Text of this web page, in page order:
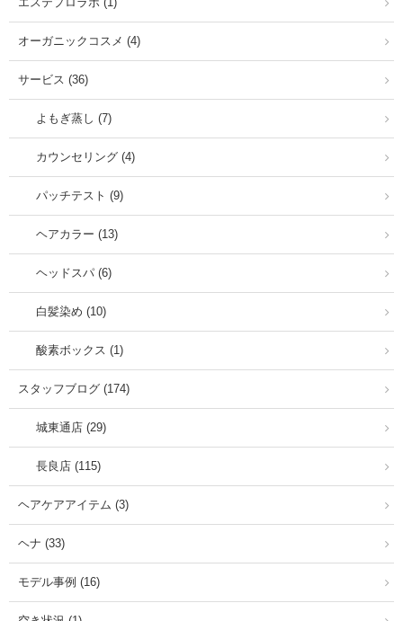
オーガニックコスメ (4)
サービス (36)
よもぎ蒸し (7)
カウンセリング (4)
パッチテスト (9)
ヘアカラー (13)
ヘッドスパ (6)
白髪染め (10)
酸素ボックス (1)
スタッフブログ (174)
城東通店 (29)
長良店 (115)
ヘアケアアイテム (3)
ヘナ (33)
モデル事例 (16)